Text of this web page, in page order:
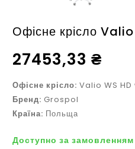
Офісне крісло
27453,33 ₴
Офісне крісло: Valio WS
Бренд: Grospol
Країна: Польща
Доступно за замовленням